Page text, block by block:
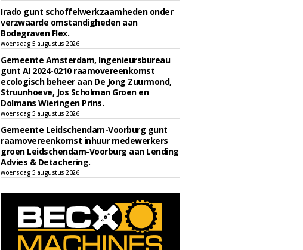
Irado gunt schoffelwerkzaamheden onder
verzwaarde omstandigheden aan
Bodegraven Flex.
woensdag 5 augustus 2026
Gemeente Amsterdam, Ingenieursbureau
gunt AI 2024-0210 raamovereenkomst
ecologisch beheer aan De Jong Zuurmond,
Struunhoeve, Jos Scholman Groen en
Dolmans Wieringen Prins.
woensdag 5 augustus 2026
Gemeente Leidschendam-Voorburg gunt
raamovereenkomst inhuur medewerkers
groen Leidschendam-Voorburg aan Lending
Advies & Detachering.
woensdag 5 augustus 2026